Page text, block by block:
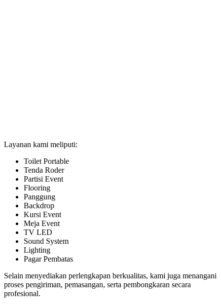
Layanan kami meliputi:
Toilet Portable
Tenda Roder
Partisi Event
Flooring
Panggung
Backdrop
Kursi Event
Meja Event
TV LED
Sound System
Lighting
Pagar Pembatas
Selain menyediakan perlengkapan berkualitas, kami juga menangani
proses pengiriman, pemasangan, serta pembongkaran secara
profesional.